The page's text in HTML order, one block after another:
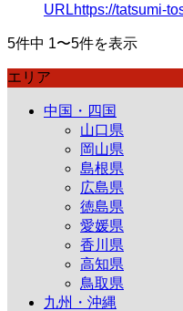
URLhttps://tatsumi-
5件中 1〜5件を表示
エリア
中国・四国
山口県
岡山県
島根県
広島県
徳島県
愛媛県
香川県
高知県
鳥取県
九州・沖縄